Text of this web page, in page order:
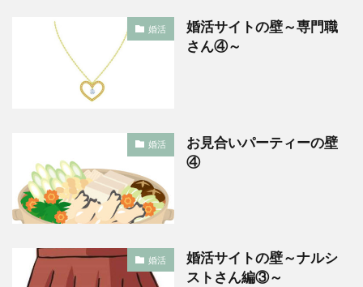
婚活
婚活サイトの壁～専門職
さん④～
婚活
お見合いパーティーの壁
④
婚活
婚活サイトの壁～ナルシ
ストさん編③～